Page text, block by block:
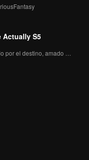
Actually S5